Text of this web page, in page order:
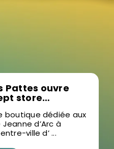
Pattes ouvre
store
boutique dédiée aux
d’Arc à
ville d’ ...